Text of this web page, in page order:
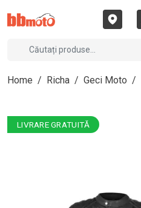
Home / Richa / Geci Moto /
LIVRARE GRATUITĂ